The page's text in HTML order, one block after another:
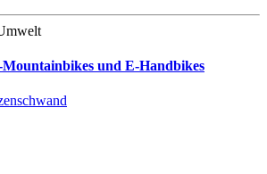
und E-Handbikes